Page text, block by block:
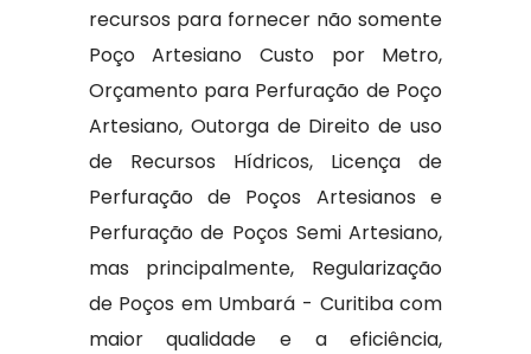
recursos para fornecer não somente
Poço Artesiano Custo por Metro,
Orçamento para Perfuração de Poço
Artesiano, Outorga de Direito de uso
de Recursos Hídricos, Licença de
Perfuração de Poços Artesianos e
Perfuração de Poços Semi Artesiano,
mas principalmente, Regularização
de Poços em Umbará - Curitiba com
maior qualidade e a eficiência,